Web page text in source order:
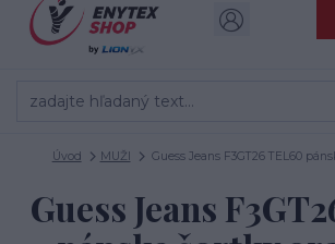
Úvod MUŽI Guess Jeans F3GT26 TEL60
Guess Jeans